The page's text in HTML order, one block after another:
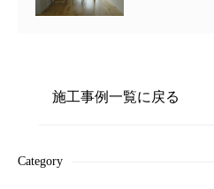
施工事例一覧に戻る
Category